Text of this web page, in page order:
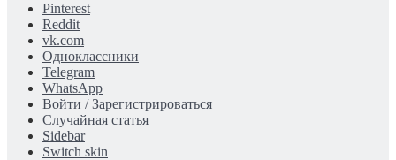
Pinterest
Reddit
vk.com
Одноклассники
Telegram
WhatsApp
Войти / Зарегистрироваться
Случайная статья
Sidebar
Switch skin